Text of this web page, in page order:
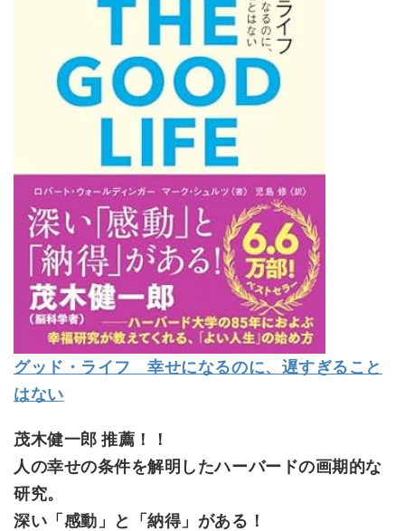
グッド・ライフ 幸せになるのに、遅すぎること
はない
茂木健一郎 推薦！！
人の幸せの条件を解明したハーバードの画期的な
研究。
深い「感動」と「納得」がある！